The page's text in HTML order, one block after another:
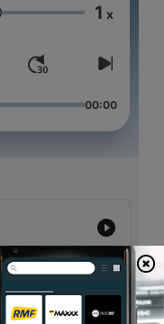
Głośność 1 x
00:00